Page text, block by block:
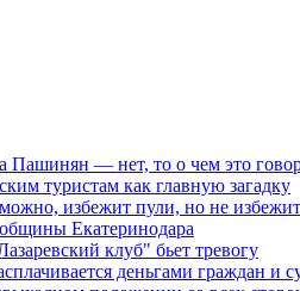
Пашинян — нет, то о чем это
туристам как главную загадку
избежит пули, но не
Екатеринодара
клуб" бьет тревогу
деньгами граждан и